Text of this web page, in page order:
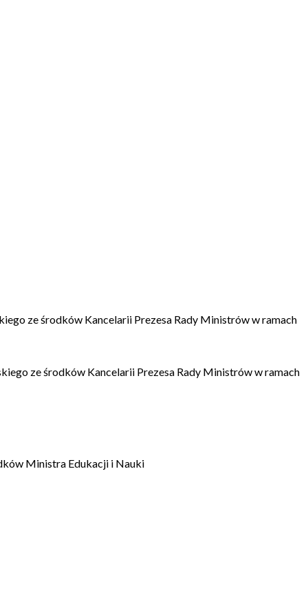
ze środków Kancelarii Prezesa Rady Ministrów w ramach
ze środków Kancelarii Prezesa Rady Ministrów w ramach
Ministra Edukacji i Nauki